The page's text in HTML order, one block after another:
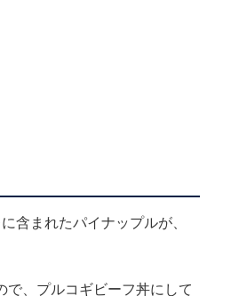
含まれたパイナップルが、
で、プルコギビーフ丼にして